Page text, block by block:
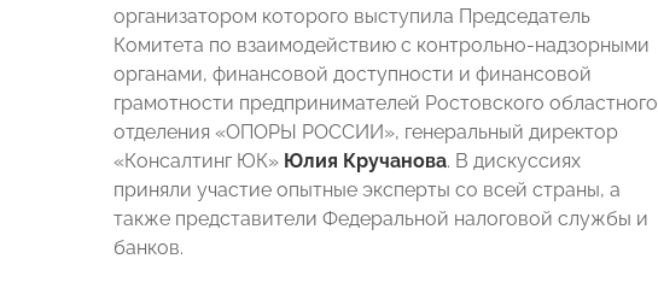
организатором которого выступила Председатель
Комитета по взаимодействию с контрольно-надзорными
органами, финансовой доступности и финансовой
грамотности предпринимателей Ростовского областного
отделения «ОПОРЫ РОССИИ», генеральный директор
«Консалтинг ЮК» Юлия Кручанова. В дискуссиях
приняли участие опытные эксперты со всей страны, а
также представители Федеральной налоговой службы и
банков.